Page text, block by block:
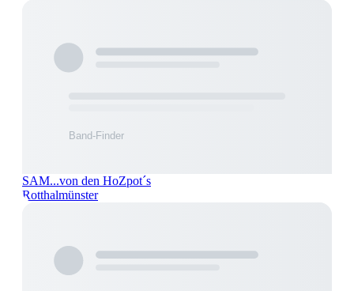
SAM...von den HoZpot´s
Rotthalmünster